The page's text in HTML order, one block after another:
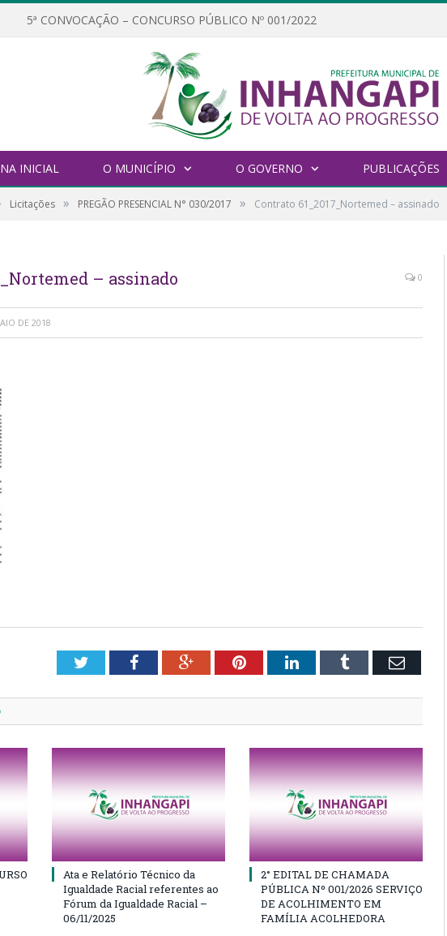
5ª CONVOCAÇÃO – CONCURSO PÚBLICO Nº 001/2022
INICIAL O MUNICÍPIO O GOVERNO PUBLICAÇÕES
Licitações » PREGÃO PRESENCIAL N° 030/2017 » Contrato 61_2017_Nortemed – assinado
– assinado 0
DE 2018
TwitterFacebookGoogle+PinterestLinkedInTumblr Email
Ata e Relatório Técnico da
Igualdade Racial referentes ao
Fórum da Igualdade Racial –
06/11/2025
2° EDITAL DE CHAMADA
PÚBLICA Nº 001/2026 SERVIÇO
DE ACOLHIMENTO EM
FAMÍLIA ACOLHEDORA